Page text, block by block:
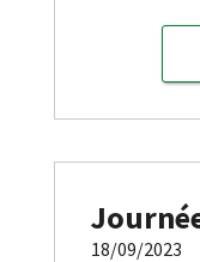
18/09/2023